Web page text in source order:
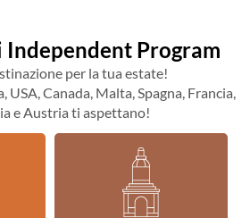
Program
per la tua estate!
USA, Canada, Malta, Spagna, Francia,
e Austria ti aspettano!